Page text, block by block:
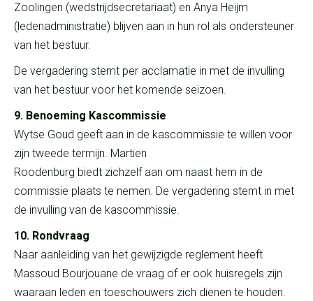
Zoolingen (wedstrijdsecretariaat) en Anya Heijm
(ledenadministratie) blijven aan in hun rol als ondersteuner
van het bestuur.
De vergadering stemt per acclamatie in met de invulling
van het bestuur voor het komende seizoen.
9. Benoeming Kascommissie
Wytse Goud geeft aan in de kascommissie te willen voor
zijn tweede termijn. Martien
Roodenburg biedt zichzelf aan om naast hem in de
commissie plaats te nemen. De vergadering stemt in met
de invulling van de kascommissie.
10. Rondvraag
Naar aanleiding van het gewijzigde reglement heeft
Massoud Bourjouane de vraag of er ook huisregels zijn
waaraan leden en toeschouwers zich dienen te houden.